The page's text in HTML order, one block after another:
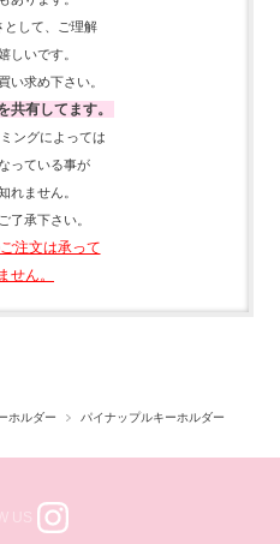
して、
ご理解
しいです。
い求め下さい。
共有してます。
ングによっては
っている事が
れません。
了承下さい。
注文は承って
せん。
ホルダー パイナップルキーホルダー
US